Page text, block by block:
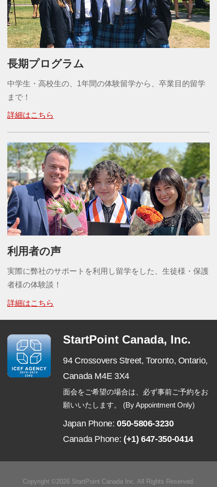
長期プログラム
中学生・高校生の、1年間の体験留学から、卒業目的留学
まで！
詳細はこちら
利用者の声
実際に弊社のサポートを利用し留学をした、生徒様・保護
者様の体験談！
詳細はこちら
StartPoint Canada, Inc.
94 Crossovers Street, Toronto, Ontario,
Canada M4E 3X4
面会をご希望の場合は、必ず事前ご予約をお
願いいたします。 (By Appointment Only)
Japan Phone:050-5806-3230
Canada Phone: (+1) 647-350-0414
Copyright ©2026 StartPoint Canada Inc. All Rights Reserved.